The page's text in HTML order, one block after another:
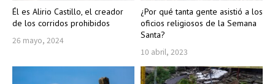
Él es Alirio Castillo, el creador
de los corridos prohibidos
26 mayo, 2024
¿Por qué tanta gente asistió a los
oficios religiosos de la Semana
Santa?
10 abril, 2023